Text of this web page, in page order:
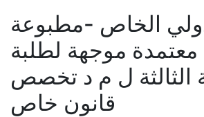
الخاص -مطبوعة
موجهة لطلبة
الثالثة ل م د تخصص
قانون خاص